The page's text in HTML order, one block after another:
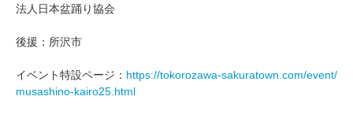
法人日本盆踊り協会
後援：所沢市
イベント特設ページ： https://tokorozawa-sakuratown.com/event/
musashino-kairo25.html